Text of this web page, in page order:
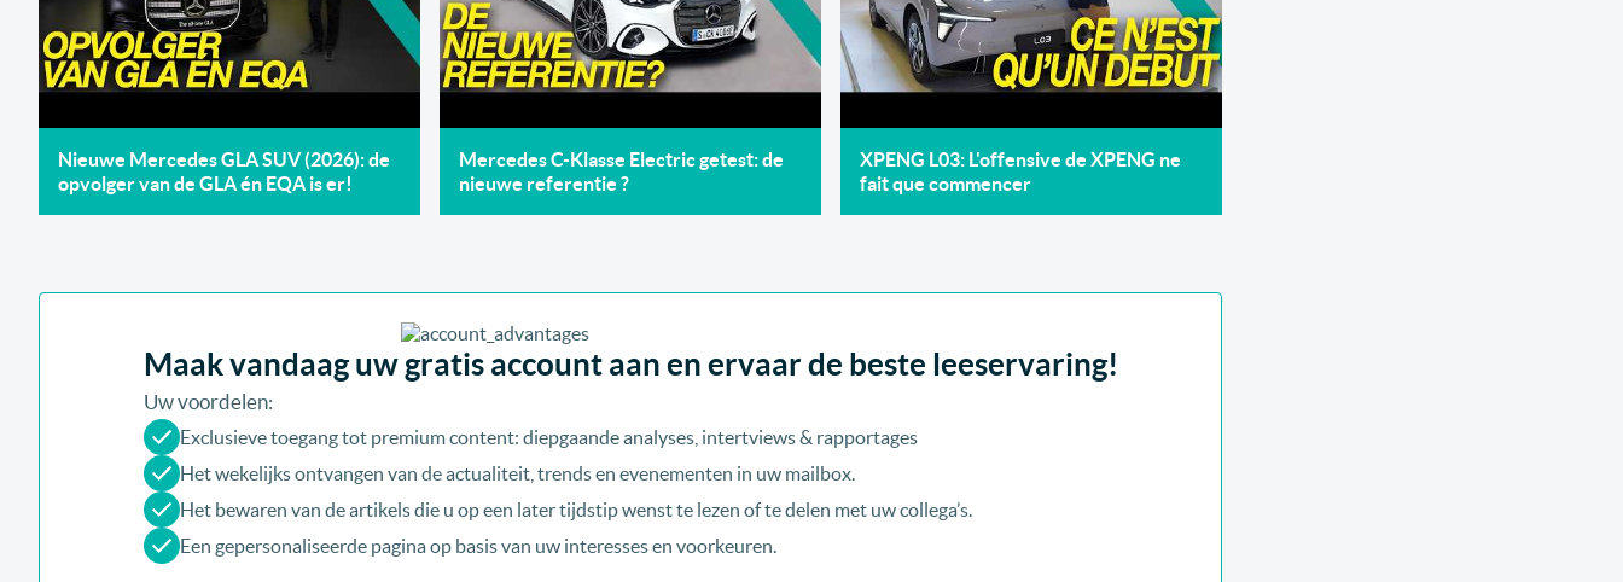
Nieuwe Mercedes GLA SUV (2026): de
opvolger van de GLA én EQA is er!
Mercedes C-Klasse Electric getest: de
nieuwe referentie ?
XPENG L03: L'offensive de XPENG ne
fait que commencer
Maak vandaag uw gratis account aan en ervaar de beste leeservaring!
Uw voordelen:
Exclusieve toegang tot premium content: diepgaande analyses, intertviews & rapportages
Het wekelijks ontvangen van de actualiteit, trends en evenementen in uw mailbox.
Het bewaren van de artikels die u op een later tijdstip wenst te lezen of te delen met uw collega’s.
Een gepersonaliseerde pagina op basis van uw interesses en voorkeuren.